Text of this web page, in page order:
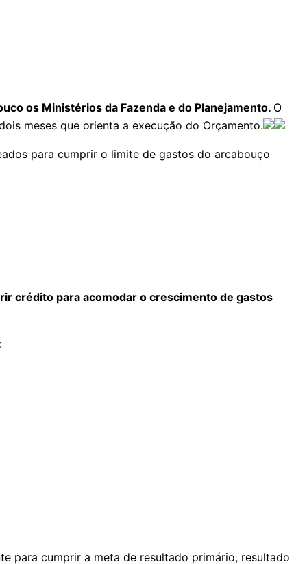
os Ministérios da Fazenda e do Planejamento. O
meses que orienta a execução do Orçamento.
para cumprir o limite de gastos do arcabouço
crédito para acomodar o crescimento de gastos
para cumprir a meta de resultado primário, resultado